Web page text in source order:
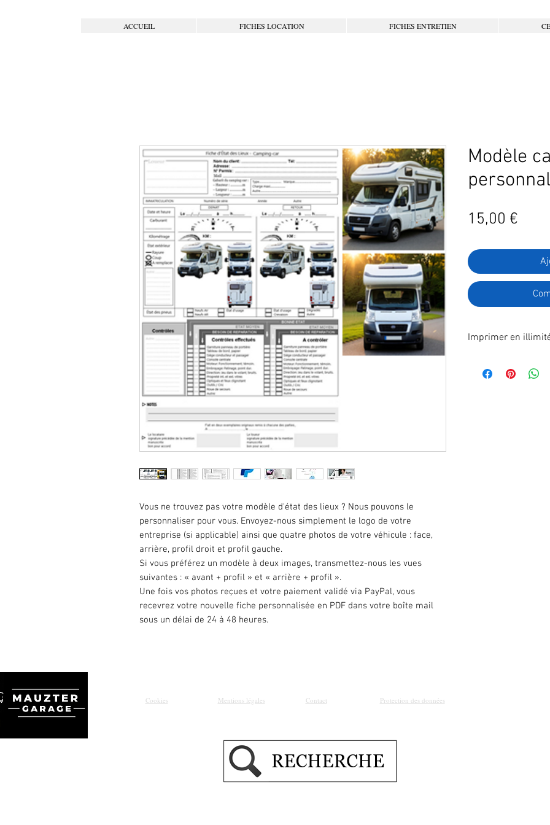
ACCUEIL FICHES LOCATION FICHES ENTRETIEN
Vous ne trouvez pas votre modèle d'état des lieux ? Nous pouvons le
personnaliser pour vous. Envoyez-nous simplement le logo de votre
entreprise (si applicable) ainsi que quatre photos de votre véhicule : face,
arrière, profil droit et profil gauche.
Si vous préférez un modèle à deux images, transmettez-nous les vues
suivantes : « avant + profil » et « arrière + profil ».
Une fois vos photos reçues et votre paiement validé via PayPal, vous
recevrez votre nouvelle fiche personnalisée en PDF dans votre boîte mail
sous un délai de 24 à 48 heures.
Modèle
15,00 €
Imprimer en
Vous ne trouvez
Cookies Mentions légales Contact Protection des données